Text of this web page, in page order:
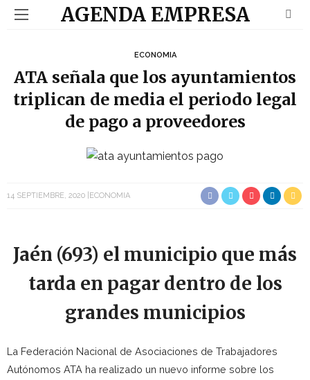
AGENDA EMPRESA
ECONOMIA
ATA señala que los ayuntamientos
triplican de media el periodo legal
de pago a proveedores
14 SEPTIEMBRE, 2020 ECONOMIA
Jaén (693) el municipio que más
tarda en pagar dentro de los
grandes municipios
La Federación Nacional de Asociaciones de Trabajadores
Autónomos ATA ha realizado un nuevo informe sobre los